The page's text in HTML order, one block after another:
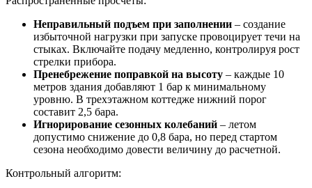
Неправильный подъем при заполнении – создание
избыточной нагрузки при запуске провоцирует течи на
стыках. Включайте подачу медленно, контролируя рост
стрелки прибора.
Пренебрежение поправкой на высоту – каждые 10
метров здания добавляют 1 бар к минимальному
уровню. В трехэтажном коттедже нижний порог
составит 2,5 бара.
Игнорирование сезонных колебаний – летом
допустимо снижение до 0,8 бара, но перед стартом
сезона необходимо довести величину до расчетной.
Контрольный алгоритм: